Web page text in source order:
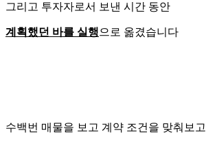
그리고 투자자로서 보낸 시간 동안
계획했던 바를 실행으로 옮겼습니다
수백번 매물을 보고 계약 조건을 맞춰보고